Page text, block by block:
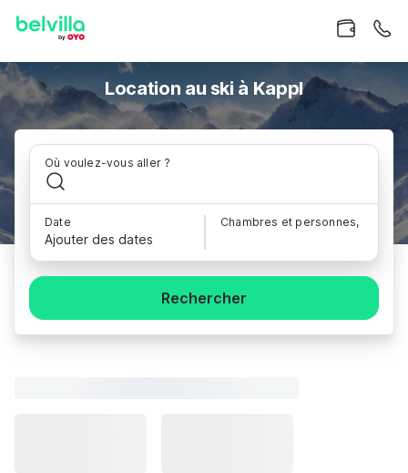
Location au ski à Kappl
Où voulez-vous aller ?
Date
Ajouter des dates
Chambres et personnes,
Rechercher